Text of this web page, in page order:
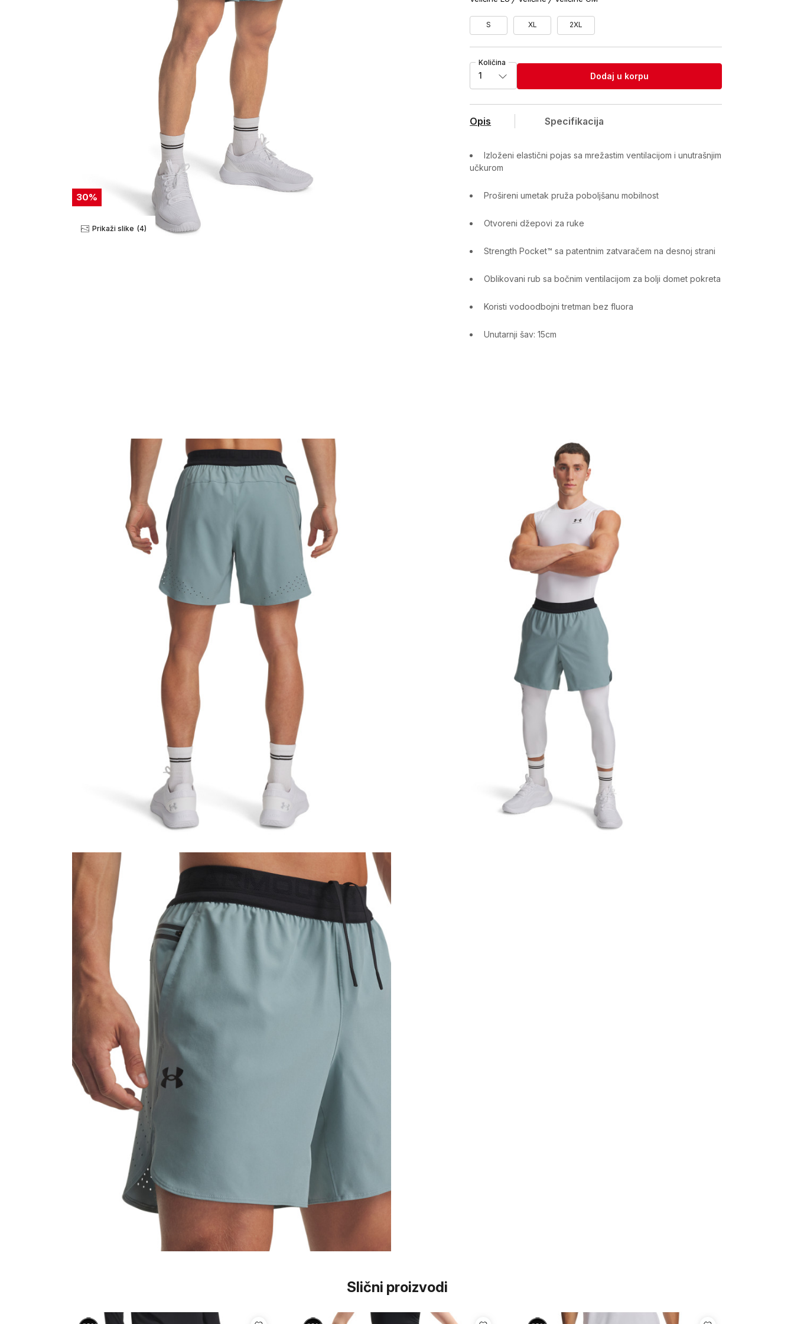
30%
Prikaži slike (4)
S XL 2XL
Količina
1 Dodaj u korpu
Opis Specifikacija
Izloženi elastični pojas sa mrežastim ventilacijom i unutrašnjim
učkurom
Prošireni umetak pruža poboljšanu mobilnost
Otvoreni džepovi za ruke
Strength Pocket™ sa patentnim zatvaračem na desnoj strani
Oblikovani rub sa bočnim ventilacijom za bolji domet pokreta
Koristi vodoodbojni tretman bez fluora
Unutarnji šav: 15cm
Slični proizvodi